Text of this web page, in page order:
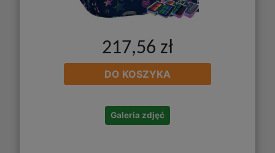
217,56 zł
DO KOSZYKA
Galeria zdjęć